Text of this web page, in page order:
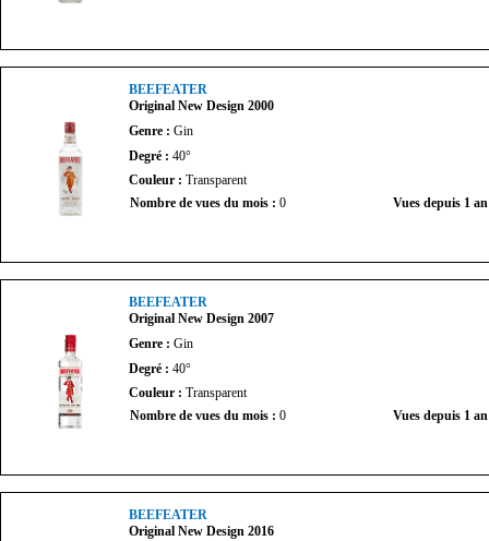
BEEFEATER
Original New Design 2000
Genre : Gin
Degré : 40°
Couleur : Transparent
Nombre de vues du mois : 0 Vues depuis 1
BEEFEATER
Original New Design 2007
Genre : Gin
Degré : 40°
Couleur : Transparent
Nombre de vues du mois : 0 Vues depuis 1
BEEFEATER
Original New Design 2016